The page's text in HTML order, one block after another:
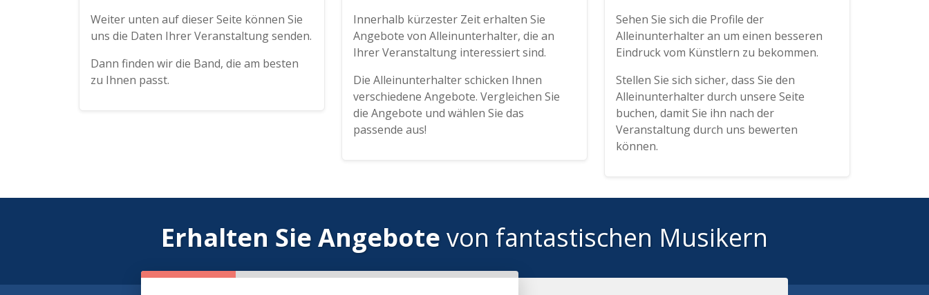
Weiter unten auf dieser Seite können Sie
uns die Daten Ihrer Veranstaltung senden.
Dann finden wir die Band, die am besten
zu Ihnen passt.
Innerhalb kürzester Zeit erhalten Sie
Angebote von Alleinunterhalter, die an
Ihrer Veranstaltung interessiert sind.
Die Alleinunterhalter schicken Ihnen
verschiedene Angebote. Vergleichen Sie
die Angebote und wählen Sie das
passende aus!
Sehen Sie sich die Profile der
Alleinunterhalter an um einen besseren
Eindruck vom Künstlern zu bekommen.
Stellen Sie sich sicher, dass Sie den
Alleinunterhalter durch unsere Seite
buchen, damit Sie ihn nach der
Veranstaltung durch uns bewerten
können.
Erhalten Sie Angebote von fantastischen Musikern